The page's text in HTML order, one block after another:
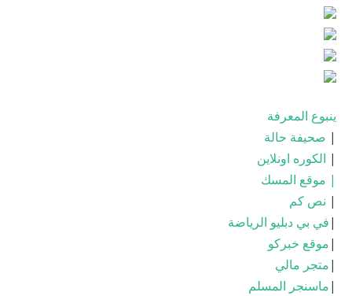
ينبوع المعرفة
| صحيفة حالة
| الكوره اونلاين
| موقع المسك
| نص كم
|في بي دبليو الرياضة
|موقع خبركو
|متجر مالي
|ماسنجر المسلم